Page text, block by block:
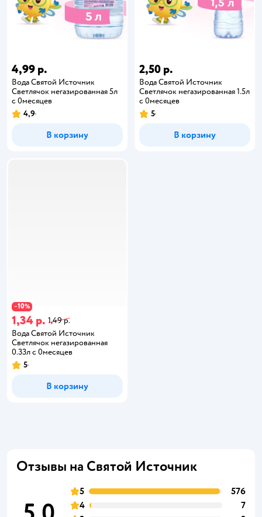
4,99 р.
Вода Святой Источник
Светлячок негазированная 5л
с 0месяцев
4,9
В корзину
2,50 р.
Вода Святой Источник
Светлячок негазированная 1.5л
с 0месяцев
5
В корзину
−10%
1,34 р. 1,49 р.
Вода Святой Источник
Светлячок негазированная
0.33л с 0месяцев
5
В корзину
Отзывы на Святой Источник
5
576
4
7